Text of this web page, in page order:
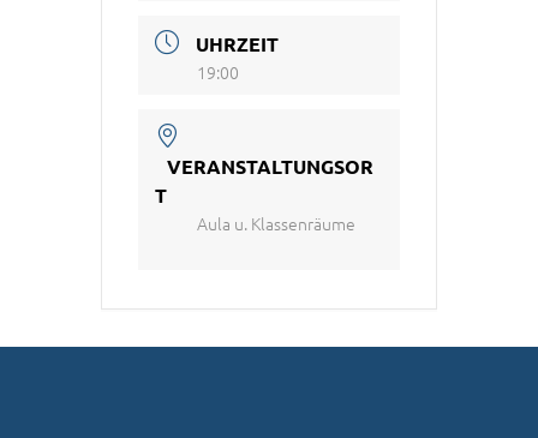
UHRZEIT
19:00
VERANSTALTUNGSOR
T
Aula u. Klassenräume